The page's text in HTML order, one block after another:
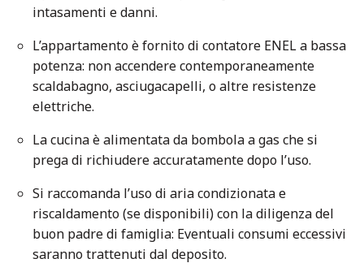
intasamenti e danni.
L’appartamento è fornito di contatore ENEL a bassa
potenza: non accendere contemporaneamente
scaldabagno, asciugacapelli, o altre resistenze
elettriche.
La cucina è alimentata da bombola a gas che si
prega di richiudere accuratamente dopo l’uso.
Si raccomanda l’uso di aria condizionata e
riscaldamento (se disponibili) con la diligenza del
buon padre di famiglia: Eventuali consumi eccessivi
saranno trattenuti dal deposito.